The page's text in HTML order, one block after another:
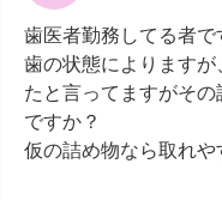
歯医者勤務してる者で
歯の状態によります
たと言ってますがそ
ですか？
仮の詰め物なら取れや